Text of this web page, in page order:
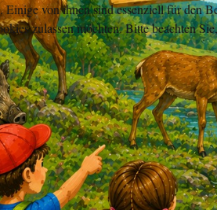
von ihnen sind essenziell für den
zulassen möchten. Bitte beachten